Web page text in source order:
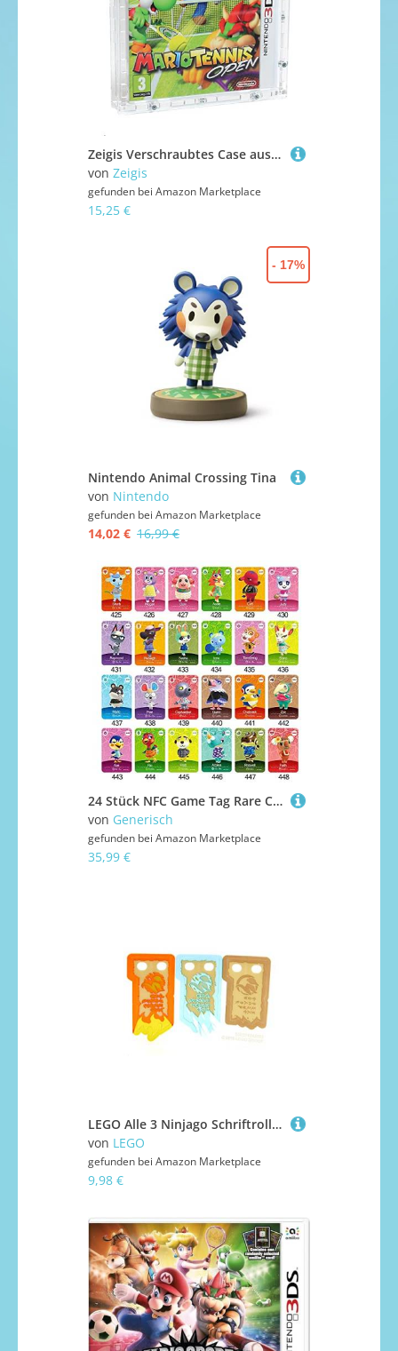
Zeigis Verschraubtes Case aus Acrylglas für EIN Nintendo 3DS Spiel in OVP/Schutzbox/Protector/UV-Schutz/Transparent/Games
von Zeigis
gefunden bei Amazon Marketplace
15,25 €
Nintendo Animal Crossing Tina
von Nintendo
gefunden bei Amazon Marketplace
14,02 € 16,99 €
- 17%
24 Stück NFC Game Tag Rare Character Villager Cards for Animal für Crossing New Horizons, kompatibel Game Cards Series 5 for Switch/Wii U/New 3DS
von Generisch
gefunden bei Amazon Marketplace
35,99 €
LEGO Alle 3 Ninjago Schriftrollen des verbotenen Spinjitzu
von LEGO
gefunden bei Amazon Marketplace
9,98 €